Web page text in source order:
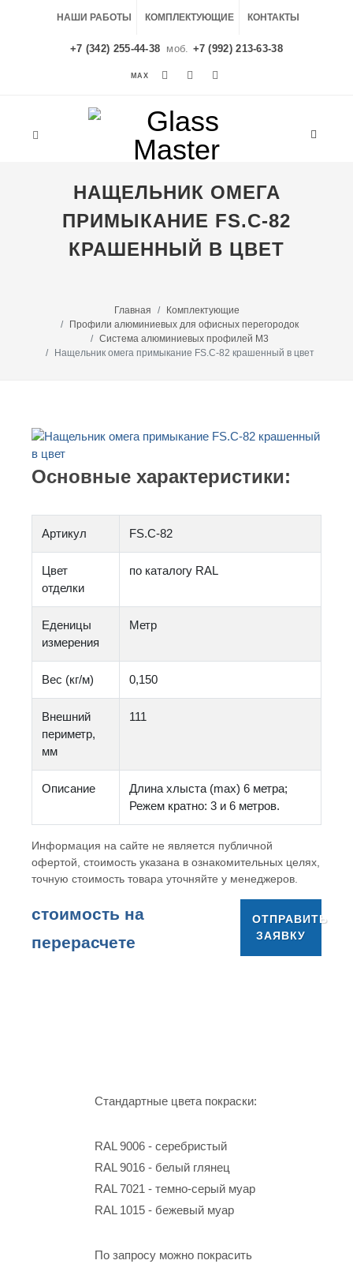
НАШИ РАБОТЫ КОМПЛЕКТУЮЩИЕ КОНТАКТЫ
+7 (342) 255-44-38 моб. +7 (992) 213-63-38
MAX
НАЩЕЛЬНИК ОМЕГА
ПРИМЫКАНИЕ FS.C-82
КРАШЕННЫЙ В ЦВЕТ
Главная
Комплектующие
Профили алюминиевых для офисных перегородок
Система алюминиевых профилей M3
Нащельник омега примыкание FS.C-82 крашенный в цвет
Основные характеристики:
Артикул FS.C-82
Цвет
отделки
по каталогу RAL
Еденицы
измерения
Метр
Вес (кг/м) 0,150
Внешний
периметр,
мм
111
Описание
Длина хлыста (max) 6 метра;
Режем кратно: 3 и 6 метров.
Информация на сайте не является публичной
офертой, стоимость указана в ознакомительных целях,
точную стоимость товара уточняйте у менеджеров.
cтоимость на
перерасчете
ОТПРАВИТЬ
ЗАЯВКУ
Стандартные цвета покраски:
RAL 9006 - серебристый
RAL 9016 - белый глянец
RAL 7021 - темно-серый муар
RAL 1015 - бежевый муар
По запросу можно покрасить